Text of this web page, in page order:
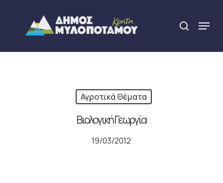
content
search
Menu
Αγροτικά Θέματα
Βιολογική Γεωργία
19/03/2012
Close